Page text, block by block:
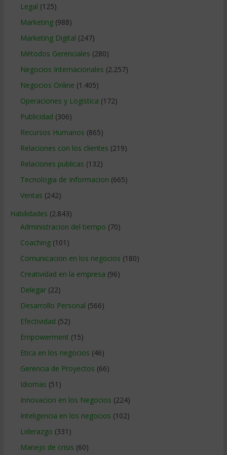
Legal (125)
Marketing(988)
Marketing Digital (247)
Métodos Gerenciales (280)
Negocios Internacionales (2.257)
Negocios Online (1.405)
Operaciones y Logística (172)
Publicidad (306)
Recursos Humanos (865)
Relaciones con los clientes (219)
Relaciones publicas (132)
Tecnologia de Informacion (665)
Ventas (242)
Habilidades (2.843)
Administracion del tiempo (70)
Coaching(101)
Comunicacion en los negocios (180)
Creatividad en la empresa (96)
Delegar(22)
Desarrollo Personal (566)
Efectividad (52)
Empowerment (15)
Etica en los negocios (46)
Gerencia de Proyectos (66)
Idiomas (51)
Innovacion en los Negocios (224)
Inteligencia en los negocios (102)
Liderazgo (331)
Manejo de crisis (60)